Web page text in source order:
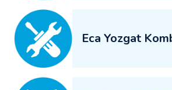
Eca Yozgat